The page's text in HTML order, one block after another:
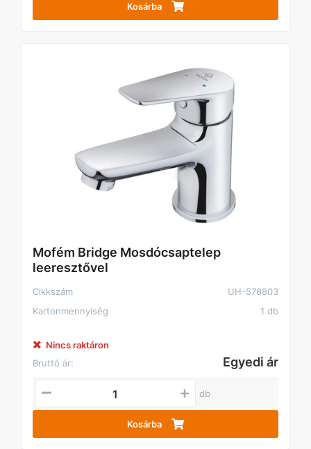
Kosárba
Mofém Bridge Mosdócsaptelep
leeresztővel
Cikkszám
UH-578803
Kartonmennyiség
1 db
Nincs raktáron
Bruttó ár:
Egyedi ár
db
Kosárba